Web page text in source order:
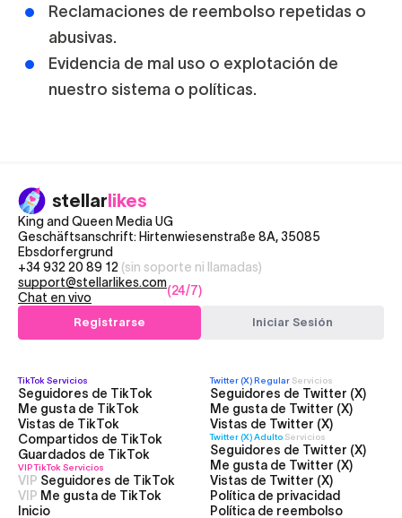
Reclamaciones de reembolso repetidas o
abusivas.
Evidencia de mal uso o explotación de
nuestro sistema o políticas.
stellarlikes
King and Queen Media UG
Geschäftsanschrift: Hirtenwiesenstraße 8A, 35085
Ebsdorfergrund
+34 932 20 89 12 (sin soporte ni llamadas)
support@stellarlikes.com
Chat en vivo
(24/7)
Registrarse Iniciar Sesión
Inicio
TikTok Servicios
Seguidores de TikTok
Me gusta de TikTok
Vistas de TikTok
Compartidos de TikTok
Guardados de TikTok
VIP TikTok Servicios
VIP Seguidores de TikTok
VIP Me gusta de TikTok
Twitter (X) RegularServicios
Seguidores de Twitter (X)
Me gusta de Twitter (X)
Vistas de Twitter (X)
Twitter (X) AdultoServicios
Seguidores de Twitter (X)
Me gusta de Twitter (X)
Vistas de Twitter (X)
Política de privacidad
Política de reembolso